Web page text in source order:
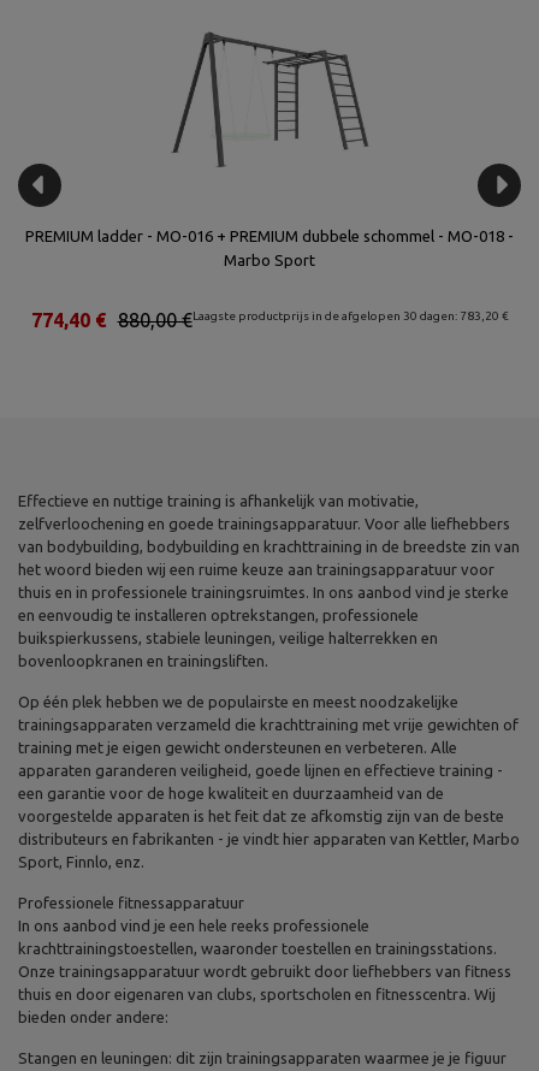
PREMIUM ladder - MO-016 + PREMIUM dubbele schommel - MO-018 -
Marbo Sport
Laagste productprijs in de afgelopen 30 dagen: 783,20 €
880,00 €
774,40 €
Effectieve en nuttige training is afhankelijk van motivatie,
zelfverloochening en goede trainingsapparatuur. Voor alle liefhebbers
van bodybuilding, bodybuilding en krachttraining in de breedste zin van
het woord bieden wij een ruime keuze aan trainingsapparatuur voor
thuis en in professionele trainingsruimtes. In ons aanbod vind je sterke
en eenvoudig te installeren optrekstangen, professionele
buikspierkussens, stabiele leuningen, veilige halterrekken en
bovenloopkranen en trainingsliften.
Op één plek hebben we de populairste en meest noodzakelijke
trainingsapparaten verzameld die krachttraining met vrije gewichten of
training met je eigen gewicht ondersteunen en verbeteren. Alle
apparaten garanderen veiligheid, goede lijnen en effectieve training -
een garantie voor de hoge kwaliteit en duurzaamheid van de
voorgestelde apparaten is het feit dat ze afkomstig zijn van de beste
distributeurs en fabrikanten - je vindt hier apparaten van Kettler, Marbo
Sport, Finnlo, enz.
Professionele fitnessapparatuur
In ons aanbod vind je een hele reeks professionele
krachttrainingstoestellen, waaronder toestellen en trainingsstations.
Onze trainingsapparatuur wordt gebruikt door liefhebbers van fitness
thuis en door eigenaren van clubs, sportscholen en fitnesscentra. Wij
bieden onder andere:
Stangen en leuningen: dit zijn trainingsapparaten waarmee je je figuur